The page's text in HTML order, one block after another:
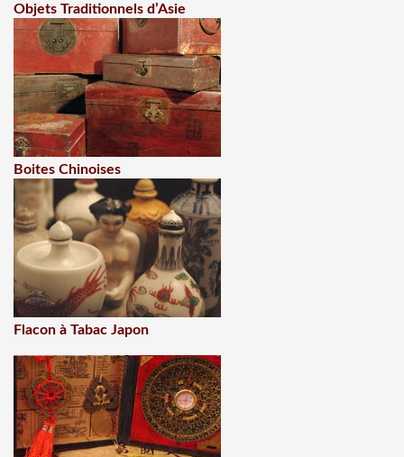
Objets Traditionnels d’Asie
Boites Chinoises
Flacon à Tabac Japon